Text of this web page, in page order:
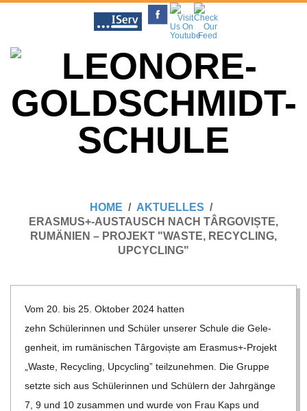
content
O
N
O
R
E
HOME
AKTUELLES
ERASMUS+-AUSTAUSCH NACH TÂRGOVIȘTE,
RUMÄNIEN – PROJEKT "WASTE, RECYCLING,
UPCYCLING"
Vom 20. bis 25. Okto­ber 2024 hat­ten
zehn Schü­le­rin­nen und Schü­ler unse­rer Schule die Gele­
gen­heit, im rumä­ni­schen Târ­go­viște am Erasmus+-Projekt
„Waste, Recy­cling, Upcy­cling” teil­zu­neh­men. Die Gruppe
setzte sich aus Schü­le­rin­nen und Schü­lern der Jahr­gänge
7, 9 und 10 zusam­men und wurde von Frau Kaps und